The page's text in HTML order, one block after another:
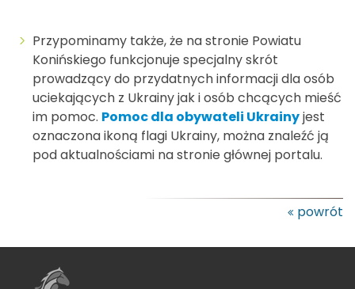
Przypominamy także, że na stronie Powiatu
Konińskiego funkcjonuje specjalny skrót
prowadzący do przydatnych informacji dla osób
uciekających z Ukrainy jak i osób chcących mieść
im pomoc. Pomoc dla obywateli Ukrainyjest
oznaczona ikoną flagi Ukrainy, można znaleźć ją
pod aktualnościami na stronie głównej portalu.
powrót